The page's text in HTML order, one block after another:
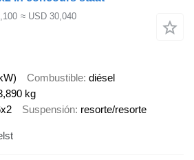
≈ USD 30,040
Combustible diésel
kg
Suspensión resorte/resorte